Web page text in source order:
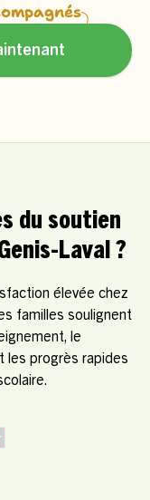
du soutien
Laval ?
élevée chez
familles soulignent
le
les progrès rapides